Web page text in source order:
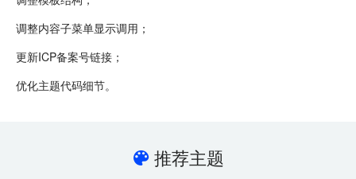
调整内容子菜单显示调用；
更新ICP备案号链接；
优化主题代码细节。
推荐主题